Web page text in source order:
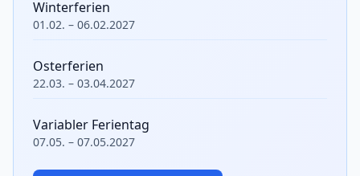
Winterferien
01.02. – 06.02.2027
Osterferien
22.03. – 03.04.2027
Variabler Ferientag
07.05. – 07.05.2027